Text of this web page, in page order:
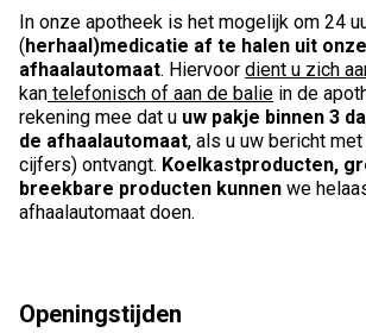
In onze apotheek is het mogelijk om 24
( herhaal)medicatie af te halen uit
afhaalautomaat. Hiervoor dient u zich
kan telefonisch of aan de balie in de
rekening mee dat u uw pakje binnen 3
de afhaalautomaat, als u uw bericht
cijfers) ontvangt. Koelkastproducten,
breekbare producten kunnen we
afhaalautomaat doen.
Openingstijden